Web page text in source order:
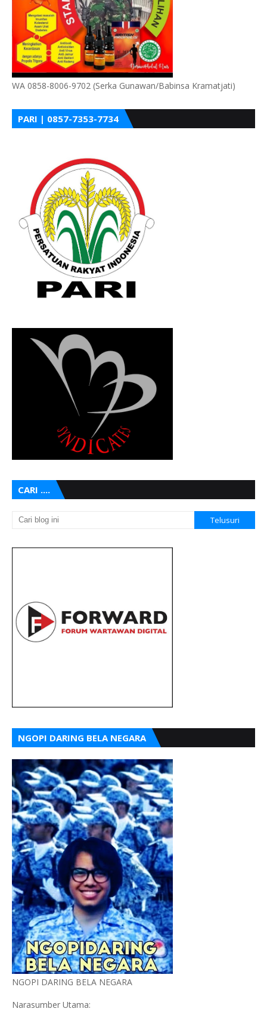
WA 0858-8006-9702 (Serka Gunawan/Babinsa Kramatjati)
PARI | 0857-7353-7734
CARI ....
NGOPI DARING BELA NEGARA
NGOPI DARING BELA NEGARA
Narasumber Utama: